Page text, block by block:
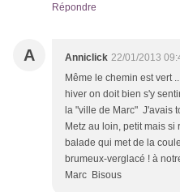
Répondre
A Anniclick 22/01/2013
Même le chemin est vert
hiver on doit bien s'y
la "ville de Marc" J'avais
Metz au loin, petit mais
balade qui met de la
brumeux-verglacé ! à
Marc Bisous